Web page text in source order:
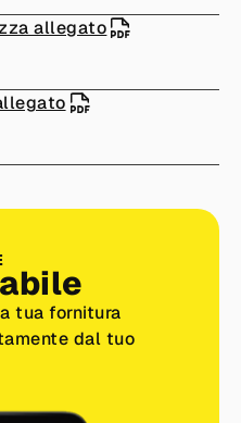
allegato
tua fornitura
dal tuo